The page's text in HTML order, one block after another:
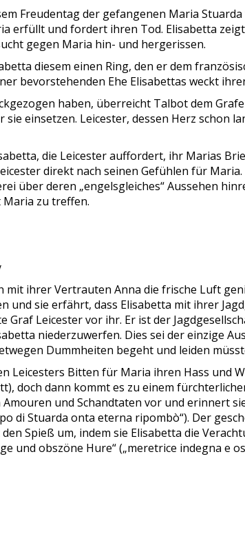
Freudentag der gefangenen Maria
erfüllt und fordert ihren Tod. Elisabetta
gegen Maria hin- und hergerissen.
diesem einen Ring, den er dem
bevorstehenden Ehe Elisabettas weckt
haben, überreicht Talbot dem
einsetzen. Leicester, dessen Herz
die Leicester auffordert, ihr Marias
direkt nach seinen Gefühlen für
über deren „engelsgleiches“ Aussehen
zu treffen.
ihrer Vertrauten Anna die frische Luft
und sie erfährt, dass Elisabetta mit ihrer
Leicester vor ihr. Er ist der
niederzuwerfen. Dies sei der einzige
Dummheiten begeht und leiden
Leicesters Bitten für Maria ihren Hass und
doch dann kommt es zu einem
und Schandtaten vor und erinnert
di Stuarda onta eterna ripombò“). Der
Spieß um, indem sie Elisabetta die
und obszöne Hure“ („meretrice indegna e